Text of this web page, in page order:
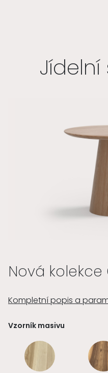
Jídelní
Nová kolekce
Kompletní popis a
Vzorník masivu